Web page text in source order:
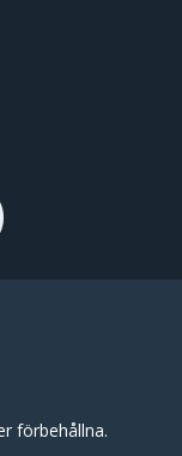
förbehållna.